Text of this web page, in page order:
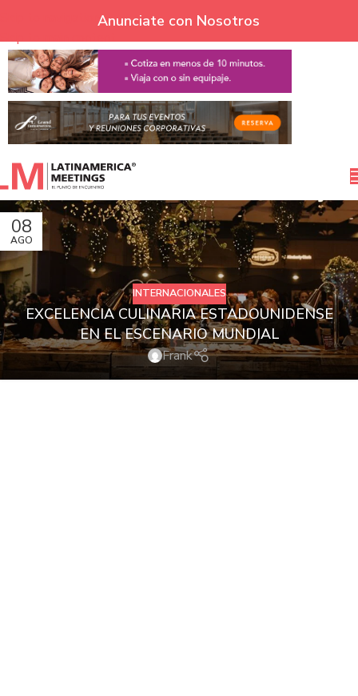
Skip to navigation
Skip to main content
Anunciate con Nosotros
08
AGO
INTERNACIONALES
EXCELENCIA CULINARIA ESTADOUNIDENSE
EN EL ESCENARIO MUNDIAL
Frank